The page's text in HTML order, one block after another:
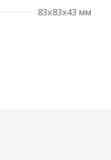
83x83x43 мм